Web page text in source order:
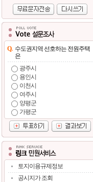
Q. 수도권지역 선호하는 전원주택
은
광주시
용인시
이천시
여주시
양평군
가평군
토지이용규제정보
공시지가 조회